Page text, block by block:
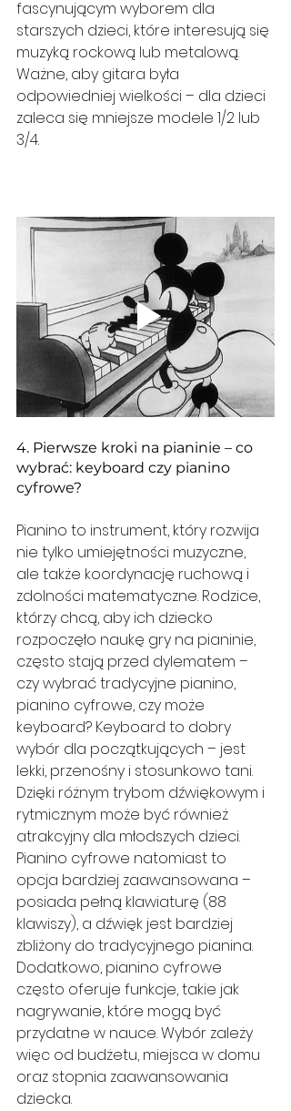
fascynującym wyborem dla
starszych dzieci, które interesują się
muzyką rockową lub metalową.
Ważne, aby gitara była
odpowiedniej wielkości – dla dzieci
zaleca się mniejsze modele 1/2 lub
3/4.
4. Pierwsze kroki na pianinie – co
wybrać: keyboard czy pianino
cyfrowe?
Pianino to instrument, który rozwija
nie tylko umiejętności muzyczne,
ale także koordynację ruchową i
zdolności matematyczne. Rodzice,
którzy chcą, aby ich dziecko
rozpoczęło naukę gry na pianinie,
często stają przed dylematem –
czy wybrać tradycyjne pianino,
pianino cyfrowe, czy może
keyboard? Keyboard to dobry
wybór dla początkujących – jest
lekki, przenośny i stosunkowo tani.
Dzięki różnym trybom dźwiękowym i
rytmicznym może być również
atrakcyjny dla młodszych dzieci.
Pianino cyfrowe natomiast to
opcja bardziej zaawansowana –
posiada pełną klawiaturę (88
klawiszy), a dźwięk jest bardziej
zbliżony do tradycyjnego pianina.
Dodatkowo, pianino cyfrowe
często oferuje funkcje, takie jak
nagrywanie, które mogą być
przydatne w nauce. Wybór zależy
więc od budżetu, miejsca w domu
oraz stopnia zaawansowania
dziecka.